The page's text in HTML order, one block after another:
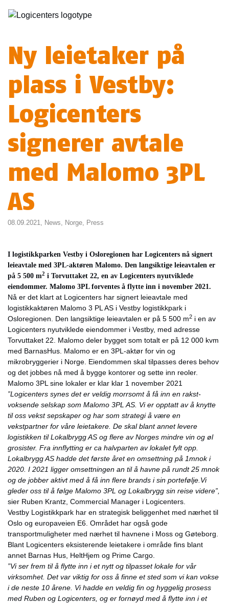
Ny leietaker på
plass i Vestby:
Logicenters
signerer avtale
med Malomo 3PL
AS
08.09.2021, News, Norge, Press
I logistikkparken Vestby i Osloregionen har Logicenters nå signert
leieavtale med 3PL-aktøren Malomo. Den langsiktige leieavtalen er
på 5 500 m2 i Torvuttaket 22, en av Logicenters nyutviklede
eiendommer. Malomo 3PL forventes å flytte inn i november 2021.
Nå er det klart at Logicenters har signert leieavtale med
logistikkaktøren Malomo 3 PL AS i Vestby logistikkpark i
Osloregionen. Den langsiktige leieavtalen er på 5 500 m2 i en av
Logicenters nyutviklede eiendommer i Vestby, med adresse
Torvuttaket 22. Malomo deler bygget som totalt er på 12 000 kvm
med BarnasHus. Malomo er en 3PL-aktør for vin og
mikrobryggerier i Norge. Eiendommen skal tilpasses deres behov
og det jobbes nå med å bygge kontorer og sette inn reoler.
Malomo 3PL sine lokaler er klar klar 1 november 2021
”Logicenters synes det er veldig morrsomt å få inn en rakst-
voksende selskap som Malomo 3PL AS. Vi er opptatt av å knytte
til oss vekst sepskaper og har som strategi å være en
vekstpartner for våre leietakere. De skal blant annet levere
logistikken til Lokalbrygg AS og flere av Norges mindre vin og øl
grosister. Fra innflytting er ca halvparten av lokalet fylt opp.
Lokalbrygg AS hadde det første året en omsettning på 1mnok i
2020. I 2021 ligger omsettningen an til å havne på rundt 25 mnok
og de jobber aktivt med å få inn flere brands i sin portefølje.Vi
gleder oss til å følge Malomo 3PL og Lokalbrygg sin reise videre”,
sier Ruben Krantz, Commercial Manager i Logicenters.
Vestby Logistikkpark har en strategisk beliggenhet med nærhet til
Oslo og europaveien E6. Området har også gode
transportmuligheter med nærhet til havnene i Moss og Gøteborg.
Blant Logicenters eksisterende leietakere i område fins blant
annet Barnas Hus, HeltHjem og Prime Cargo.
”Vi ser frem til å flytte inn i et nytt og tilpasset lokale for vår
virksomhet. Det var viktig for oss å finne et sted som vi kan vokse
i de neste 10 årene. Vi hadde en veldig fin og hyggelig prosess
med Ruben og Logicenters, og er fornøyd med å flytte inn i et